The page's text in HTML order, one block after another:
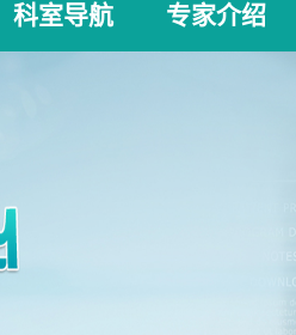
科室导航 专家介绍